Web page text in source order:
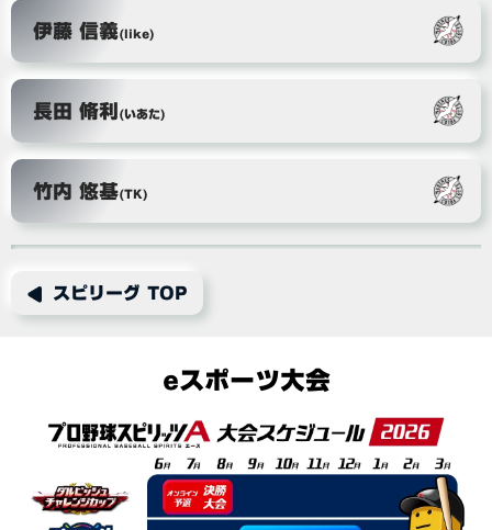
伊藤 信義(like)
長田 脩利 (いあた)
竹内 悠基(TK)
スピリーグ TOP
eスポーツ大会